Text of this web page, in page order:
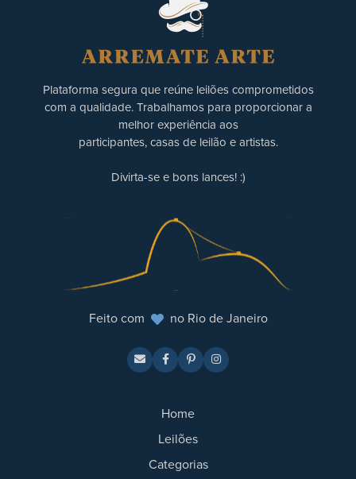
Plataforma segura que reúne leilões comprometidos
com a qualidade. Trabalhamos para proporcionar a
melhor experiência aos
participantes, casas de leilão e artistas.
Divirta-se e bons lances! :)
Feito com no Rio de Janeiro
Home
Leilões
Categorias